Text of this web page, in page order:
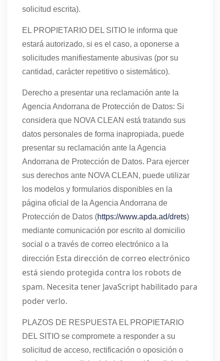
solicitud escrita).
EL PROPIETARIO DEL SITIO le informa que
estará autorizado, si es el caso, a oponerse a
solicitudes manifiestamente abusivas (por su
cantidad, carácter repetitivo o sistemático).
Derecho a presentar una reclamación ante la
Agencia Andorrana de Protección de Datos: Si
considera que NOVA CLEAN está tratando sus
datos personales de forma inapropiada, puede
presentar su reclamación ante la Agencia
Andorrana de Protección de Datos. Para ejercer
sus derechos ante NOVA CLEAN, puede utilizar
los modelos y formularios disponibles en la
página oficial de la Agencia Andorrana de
Protección de Datos (https://www.apda.ad/drets)
mediante comunicación por escrito al domicilio
social o a través de correo electrónico a la
dirección Esta dirección de correo electrónico
está siendo protegida contra los robots de
spam. Necesita tener JavaScript habilitado para
poder verlo.
PLAZOS DE RESPUESTA EL PROPIETARIO
DEL SITIO se compromete a responder a su
solicitud de acceso, rectificación o oposición o